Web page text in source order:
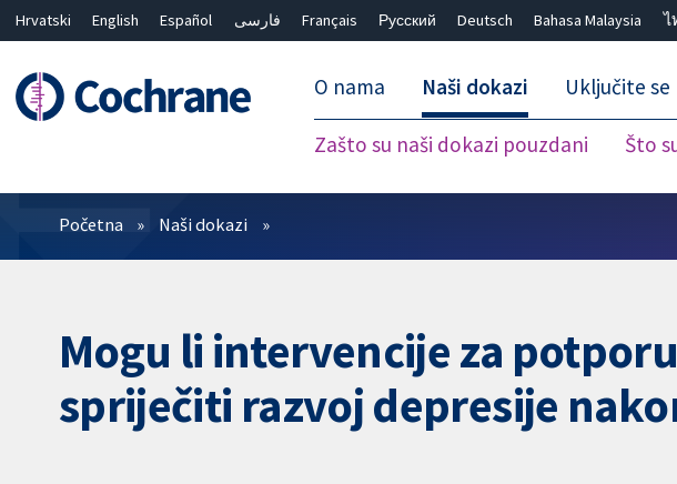
Hrvatski English Español فارسی Français Русский Deutsch Bahasa Malaysia ไ
O nama Naši dokazi
Zašto su naši dokazi pouzdani Što
Uključite se
Prečistači
Početna Naši dokazi
Mogu li intervencije za
spriječiti razvoj depresije